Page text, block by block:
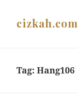
cizkah.com
Tag:Hang106